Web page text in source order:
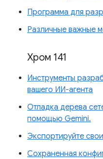
Программа для
Различные важные
Хром 141
Инструменты
вашего ИИ-агента
Отладка дерева
помощью Gemini.
Экспортируйте
Сохраненная